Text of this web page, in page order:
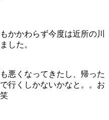
かかわらず今度は近所の川
した。
悪くなってきたし、帰った
行くしかないかなと。。お